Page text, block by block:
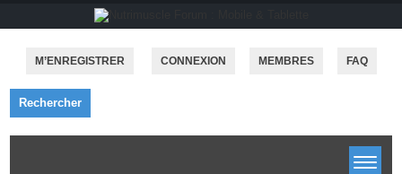
M’ENREGISTRER CONNEXION MEMBRES FAQ
Rechercher